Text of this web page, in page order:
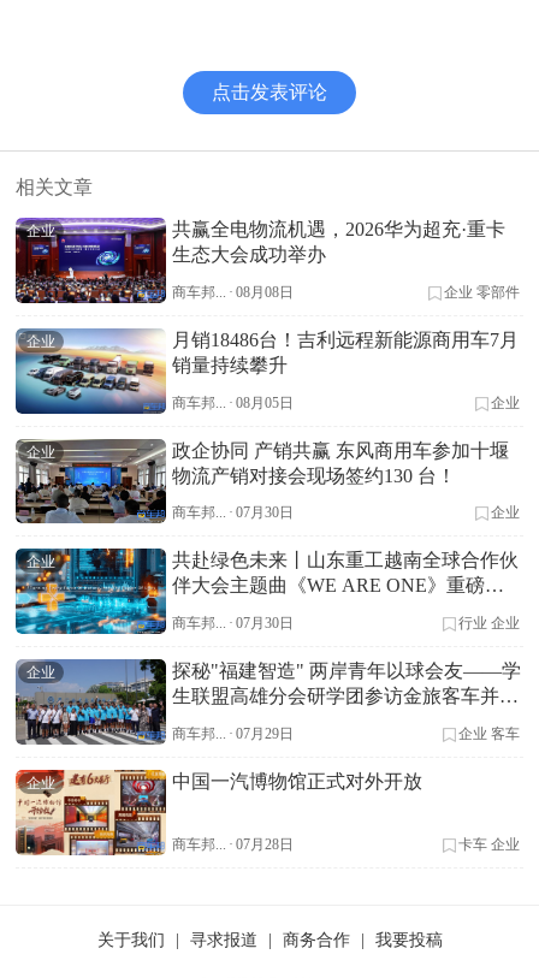
点击发表评论
相关文章
企业
共赢全电物流机遇，2026华为超充·重卡
生态大会成功举办
商车邦... · 08月08日 企业 零部件
企业
月销18486台！吉利远程新能源商用车7月
销量持续攀升
商车邦... · 08月05日 企业
企业
政企协同 产销共赢 东风商用车参加十堰
物流产销对接会现场签约130 台！
商车邦... · 07月30日 企业
企业
共赴绿色未来丨山东重工越南全球合作伙
伴大会主题曲《WE ARE ONE》重磅首
商车邦... · 07月30日 行业 企业
企业
探秘"福建智造" 两岸青年以球会友——学
生联盟高雄分会研学团参访金旅客车并开
商车邦... · 07月29日 企业 客车
企业 中国一汽博物馆正式对外开放
商车邦... · 07月28日 卡车 企业
关于我们 寻求报道 商务合作 我要投稿